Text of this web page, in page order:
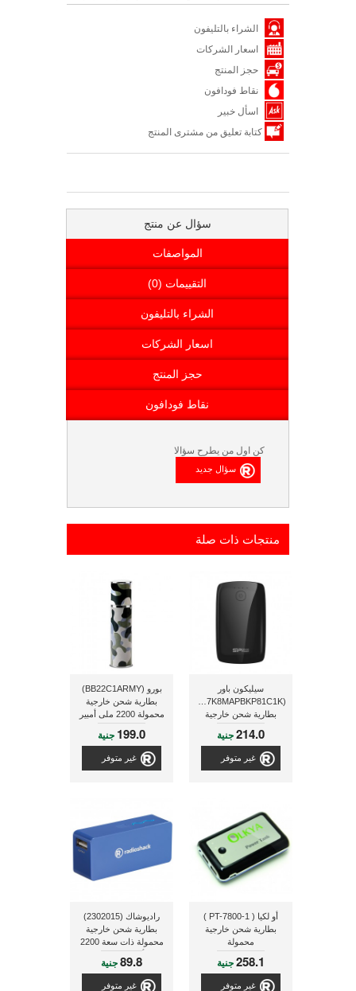
الشراء بالتليفون
اسعار الشركات
حجز المنتج
نقاط فودافون
اسأل خبير
كتابة تعليق من مشترى المنتج
سؤال عن منتج
المواصفات
التقييمات (0)
الشراء بالتليفون
اسعار الشركات
حجز المنتج
نقاط فودافون
كن اول من يطرح سؤالا
منتجات ذات صلة
سيليكون باور
بطارية شحن خارجية
محمولة ذات سعة 7800
مللى أمبير, ذو لون أسود
214.0جنية
غير متوفر
بورو (BB22C1ARMY)
بطارية شحن خارجية
محمولة 2200 ملى أمبير
ذو لون مموه
199.0 جنية
غير متوفر
أو لكيا ( PT-7800-1 )
بطارية شحن خارجية
محمولة
258.1جنية
غير متوفر
راديوشاك (2302015)
بطارية شحن خارجية
محمولة ذات سعة 2200
ساعات من وقت التحدث
89.8جنية
غير متوفر